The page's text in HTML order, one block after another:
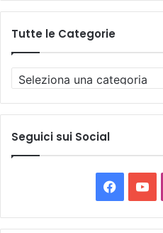
Tutte le Categorie
u
t
e
Seguici sui Social
a
o